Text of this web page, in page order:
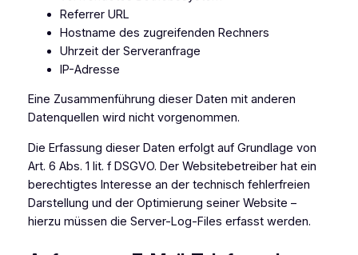
Referrer URL
Hostname des zugreifenden Rechners
Uhrzeit der Serveranfrage
IP-Adresse
Eine Zusammenführung dieser Daten mit anderen
Datenquellen wird nicht vorgenommen.
Die Erfassung dieser Daten erfolgt auf Grundlage von
Art. 6 Abs. 1 lit. f DSGVO. Der Websitebetreiber hat ein
berechtigtes Interesse an der technisch fehlerfreien
Darstellung und der Optimierung seiner Website –
hierzu müssen die Server-Log-Files erfasst werden.